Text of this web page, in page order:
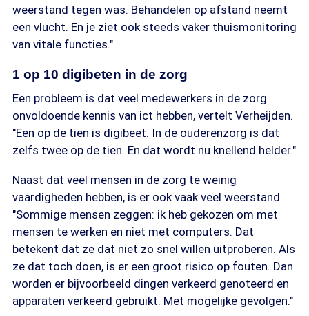
weerstand tegen was. Behandelen op afstand neemt
een vlucht. En je ziet ook steeds vaker thuismonitoring
van vitale functies."
1 op 10 digibeten in de zorg
Een probleem is dat veel medewerkers in de zorg
onvoldoende kennis van ict hebben, vertelt Verheijden.
"Een op de tien is digibeet. In de ouderenzorg is dat
zelfs twee op de tien. En dat wordt nu knellend helder."
Naast dat veel mensen in de zorg te weinig
vaardigheden hebben, is er ook vaak veel weerstand.
"Sommige mensen zeggen: ik heb gekozen om met
mensen te werken en niet met computers. Dat
betekent dat ze dat niet zo snel willen uitproberen. Als
ze dat toch doen, is er een groot risico op fouten. Dan
worden er bijvoorbeeld dingen verkeerd genoteerd en
apparaten verkeerd gebruikt. Met mogelijke gevolgen."